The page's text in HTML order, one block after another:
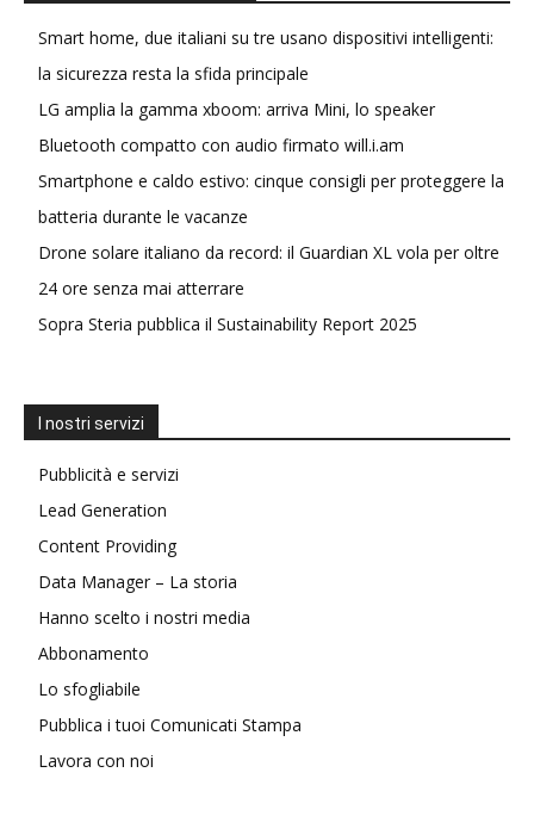
Smart home, due italiani su tre usano dispositivi intelligenti:
la sicurezza resta la sfida principale
LG amplia la gamma xboom: arriva Mini, lo speaker
Bluetooth compatto con audio firmato will.i.am
Smartphone e caldo estivo: cinque consigli per proteggere la
batteria durante le vacanze
Drone solare italiano da record: il Guardian XL vola per oltre
24 ore senza mai atterrare
Sopra Steria pubblica il Sustainability Report 2025
I nostri servizi
Pubblicità e servizi
Lead Generation
Content Providing
Data Manager – La storia
Hanno scelto i nostri media
Abbonamento
Lo sfogliabile
Pubblica i tuoi Comunicati Stampa
Lavora con noi